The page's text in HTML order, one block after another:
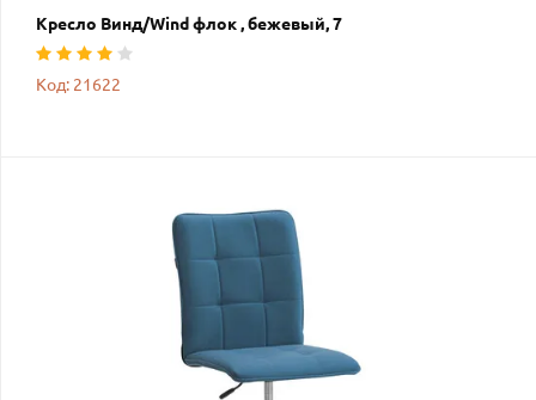
Кресло Винд/Wind флок , бежевый, 7
Код: 21622